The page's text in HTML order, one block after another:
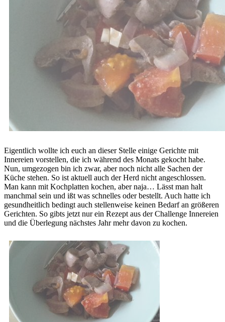
Eigentlich wollte ich euch an dieser Stelle einige Gerichte mit
Innereien vorstellen, die ich während des Monats gekocht habe.
Nun, umgezogen bin ich zwar, aber noch nicht alle Sachen der
Küche stehen. So ist aktuell auch der Herd nicht angeschlossen.
Man kann mit Kochplatten kochen, aber naja… Lässt man halt
manchmal sein und ißt was schnelles oder bestellt. Auch hatte ich
gesundheitlich bedingt auch stellenweise keinen Bedarf an größeren
Gerichten. So gibts jetzt nur ein Rezept aus der Challenge Innereien
und die Überlegung nächstes Jahr mehr davon zu kochen.